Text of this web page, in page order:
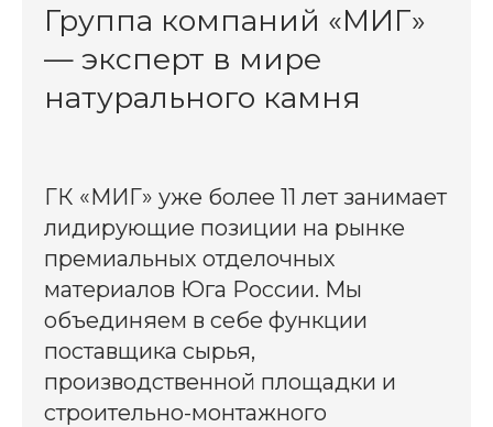
Группа компаний «МИГ»
— эксперт в мире
натурального камня
ГК «МИГ» уже более 11 лет занимает
лидирующие позиции на рынке
премиальных отделочных
материалов Юга России. Мы
объединяем в себе функции
поставщика сырья,
производственной площадки и
строительно-монтажного